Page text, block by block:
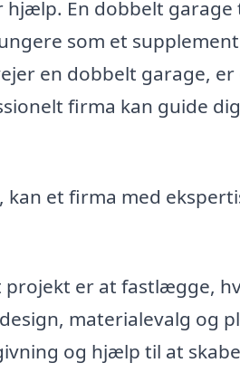
En dobbelt garage
som et
en dobbelt garage,
firma kan guide
et firma med
projekt er at fastlægge,
materialevalg og
og hjælp til at